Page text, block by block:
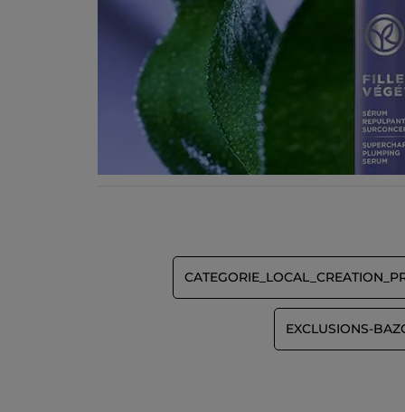
* Ingrédients d'origine naturelle
*Ingrédients synthétiques
EXCLUSIONS-